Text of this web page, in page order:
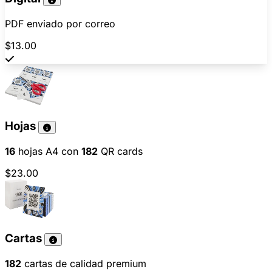
PDF enviado por correo
$13.00
Hojas
16 hojas A4 con 182 QR cards
$23.00
Cartas
182 cartas de calidad premium